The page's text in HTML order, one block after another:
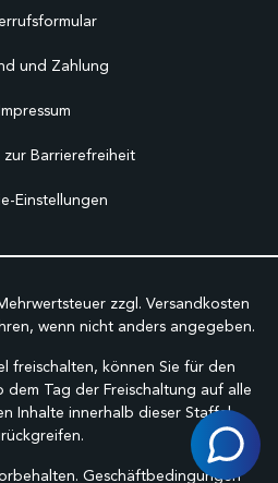
und Zahlung
zur Barrierefreiheit
Einstellungen
zzgl. Versandkosten
wenn nicht anders angegeben.
freischalten, können Sie für den
Tag der Freischaltung auf alle
Inhalte innerhalb dieser Staffel
Geschäftbedingungen